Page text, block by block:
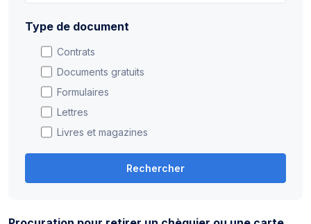
Type de document
Contrats
Documents gratuits
Formulaires
Lettres
Livres et magazines
Rechercher